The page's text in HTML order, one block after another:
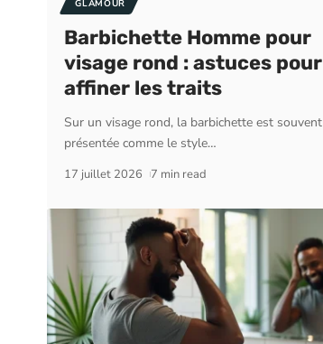
GLAMOUR
Barbichette Homme pour
visage rond : astuces pour
affiner les traits
Sur un visage rond, la barbichette est souvent
présentée comme le style…
17 juillet 2026 7 min read